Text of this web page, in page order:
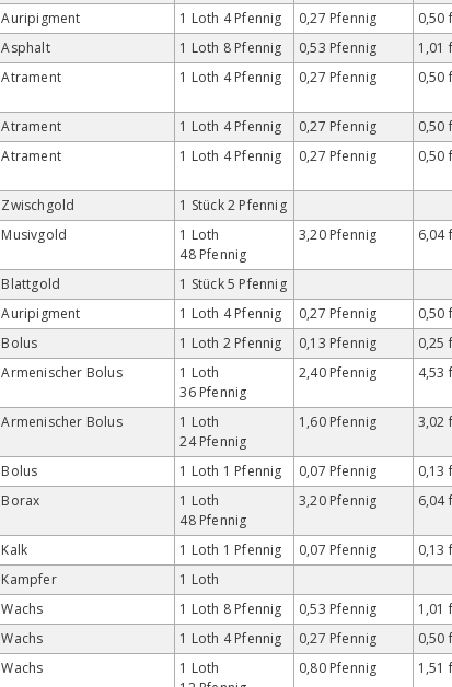
Auripigment 1 Loth 4 Pfennig 0,27 Pfennig
0,50
Asphalt 1 Loth 8 Pfennig 0,53 Pfennig
1,01
Atrament 1 Loth 4 Pfennig 0,27 Pfennig 0,50
Atrament 1 Loth 4 Pfennig 0,27 Pfennig
0,50
Atrament 1 Loth 4 Pfennig 0,27 Pfennig 0,50
Zwischgold
1 Stück 2 Pfennig
Musivgold
1 Loth
48 Pfennig
3,20 Pfennig 6,04
Blattgold
1 Stück 5 Pfennig
Auripigment 1 Loth 4 Pfennig 0,27 Pfennig
0,50
Bolus 1 Loth 2 Pfennig 0,13 Pfennig
0,25
Armenischer Bolus
1 Loth
36 Pfennig
2,40 Pfennig 4,53
Armenischer Bolus
1 Loth
24 Pfennig
1,60 Pfennig 3,02
Bolus 1 Loth 1 Pfennig 0,07 Pfennig
0,13
Borax
1 Loth
48 Pfennig
3,20 Pfennig 6,04
Kalk 1 Loth 1 Pfennig 0,07 Pfennig
0,13
Kampfer 1 Loth
Wachs 1 Loth 8 Pfennig 0,53 Pfennig
1,01
Wachs 1 Loth 4 Pfennig 0,27 Pfennig
0,50
Wachs
1 Loth
0,80 Pfennig 1,51